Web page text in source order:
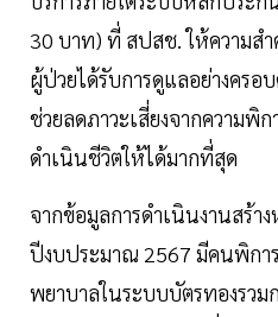
30 บาท) ที่ สปสช. ให้ความส
ผู้ป่วยได้รับการดูแลอย่างคร
ช่วยลดภาวะเสี่ยงจากความพิ
ดำเนินชีวิตให้ได้มากที่สุด
จากข้อมูลการดำเนินงานสร้
ปีงบประมาณ 2567 มีคนพิกา
พยาบาลในระบบบัตรทองรว